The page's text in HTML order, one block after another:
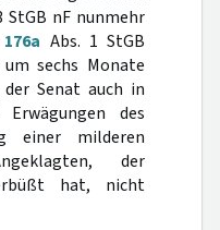
StGB nF nunmehr
176a Abs. 1 StGB
sechs Monate
Senat auch in
des
einer milderen
der
hat, nicht